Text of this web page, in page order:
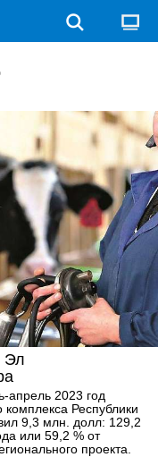
Эл
апрель 2023 год
Республики
9,3 млн. долл: 129,2
или 59,2 % от
проекта.